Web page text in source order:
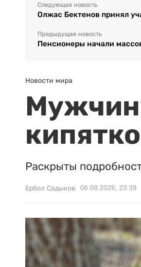
Следующая новость
Олжас Бектенов принял
Предыдущая новость
Пенсионеры начали
Новости мира
Раскрыты
Ербол Садыков 06.08.2026, 23:39